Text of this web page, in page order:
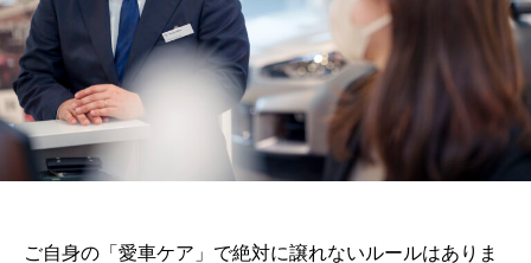
ご自身の「愛車ケア」で絶対に譲れないルールはありま